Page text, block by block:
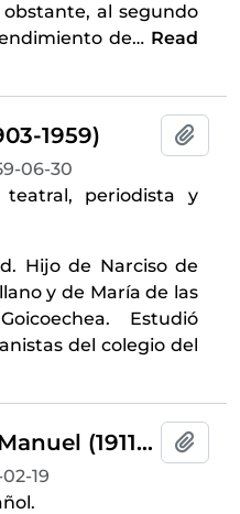
al segundo
de… Read
1959)
06-30
teatral, periodista y
Hijo de Narciso de
y de María de las
Estudió
del colegio del
Sánchez Camargo, Manuel (1911-1967)
02-19